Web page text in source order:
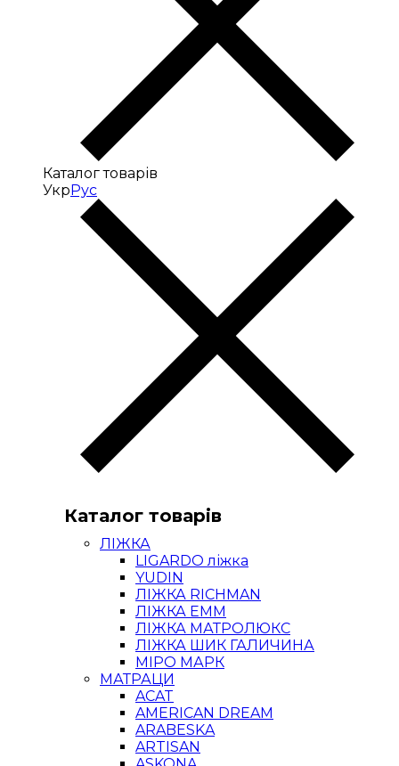
Каталог товарів
УкрРус
Каталог товарів
ЛІЖКА
LIGARDO ліжка
YUDIN
ЛІЖКА RICHMAN
ЛІЖКА ЕММ
ЛІЖКА МАТРОЛЮКС
ЛІЖКА ШИК ГАЛИЧИНА
МІРО МАРК
МАТРАЦИ
ACAT
AMERICAN DREAM
ARABESKA
ARTISAN